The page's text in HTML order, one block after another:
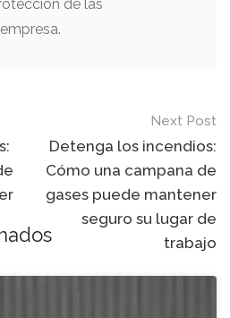
de las
Next Post
Detenga los incendios:
Cómo una campana de
gases puede mantener
seguro su lugar de
trabajo